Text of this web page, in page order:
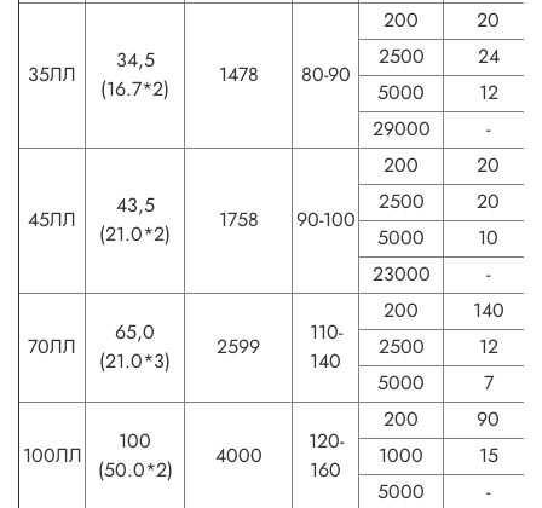
35ЛЛ
34,5
(16.7*2)
1478 80-90
200
20
2500
24
5000
12
29000
-
45ЛЛ
43,5
(21.0*2)
1758 90-100
200
20
2500
20
5000
10
23000
-
70ЛЛ
65,0
(21.0*3)
2599
110-
140
200
140
2500
12
5000
7
100ЛЛ
100
(50.0*2)
4000
120-
160
200
90
1000
15
5000
-